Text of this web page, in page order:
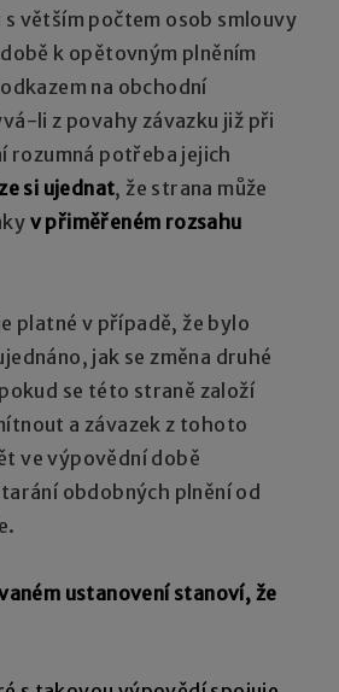
větším počtem osob smlouvy
k opětovným plněním
na obchodní
li z povahy závazku již při
rozumná potřeba jejich
si ujednat, že strana může
v přiměřeném rozsahu
platné v případě, že bylo
jak se změna druhé
se této straně založí
a závazek z tohoto
ve výpovědní době
obdobných plnění od
ustanovení stanoví, že